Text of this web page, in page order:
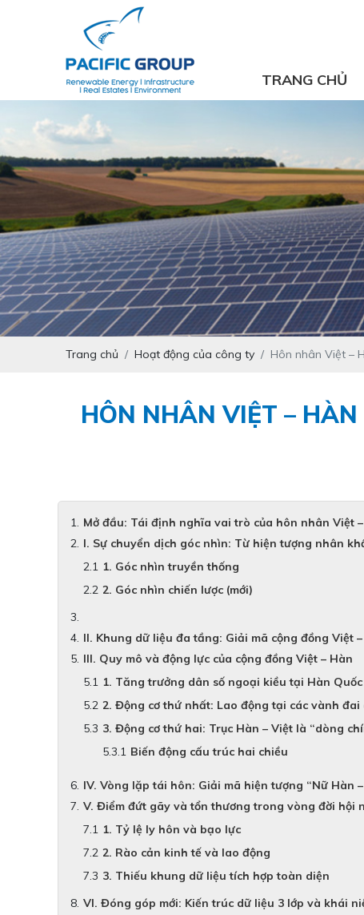
TRANG CHỦ
Trang chủ Hoạt động của công ty Hôn nhân Việt –
HÔN NHÂN VIỆT –
Mở đầu: Tái định nghĩa vai trò của hôn nhân Việt
I. Sự chuyển dịch góc nhìn: Từ hiện tượng nhân
1. Góc nhìn truyền thống
2. Góc nhìn chiến lược (mới)
II. Khung dữ liệu đa tầng: Giải mã cộng đồng Việt
III. Quy mô và động lực của cộng đồng Việt – Hàn
1. Tăng trưởng dân số ngoại kiều tại Hàn Quốc
2. Động cơ thứ nhất: Lao động tại các vành
3. Động cơ thứ hai: Trục Hàn – Việt là “dòng
Biến động cấu trúc hai chiều
IV. Vòng lặp tái hôn: Giải mã hiện tượng “Nữ Hàn
V. Điểm đứt gãy và tổn thương trong vòng đời hội
1. Tỷ lệ ly hôn và bạo lực
2. Rào cản kinh tế và lao động
3. Thiếu khung dữ liệu tích hợp toàn diện
VI. Đóng góp mới: Kiến trúc dữ liệu 3 lớp và khái